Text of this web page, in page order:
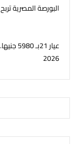
البورصة المصرية تربح 167 مليار جنيه خلال الأسبوع الماضى
2026